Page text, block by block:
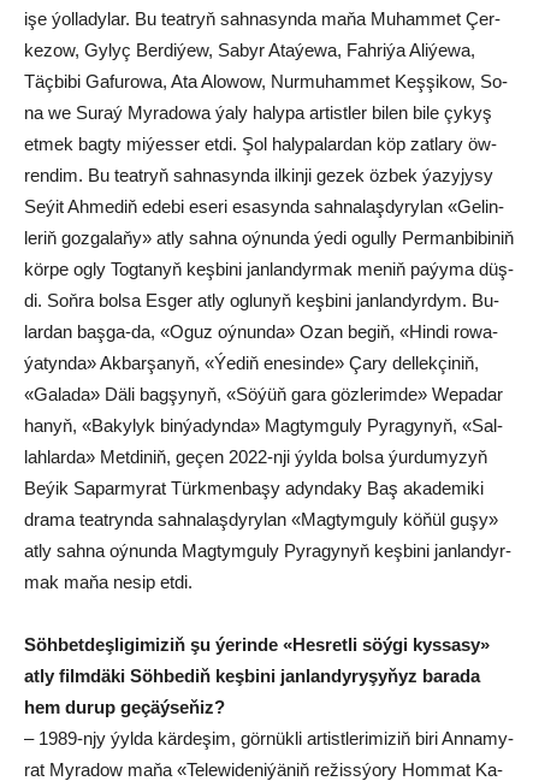
işe ýol­la­dy­lar. Bu te­at­ryň sah­na­syn­da ma­ňa Mu­ham­met Çer­
ke­zow, Gy­lyç Ber­di­ýew, Sa­byr Ata­ýe­wa, Fah­ri­ýa Ali­ýe­wa,
Täç­bi­bi Gafu­ro­wa, Ata Alo­wow, Nur­mu­ham­met Keş­şi­kow, So­
na we Su­raý My­ra­do­wa ýaly ha­ly­pa ar­tist­ler bi­len bi­le çy­kyş
et­mek bag­ty mi­ýes­ser et­di. Şol ha­ly­pa­lar­dan köp zat­la­ry öw­
ren­dim. Bu te­at­ryň sah­na­syn­da il­kin­ji ge­zek öz­bek ýa­zy­jy­sy
Se­ýit Ah­me­diň ede­bi ese­ri esa­syn­da sah­na­laş­dy­ry­lan «Ge­lin­
le­riň goz­ga­la­ňy» at­ly sah­na oý­nun­da ýe­di ogul­ly Per­man­bi­bi­niň
kör­pe og­ly Tog­ta­nyň keş­bi­ni jan­lan­dyr­mak me­niň pa­ýy­ma düş­
di. Soň­ra bol­sa Es­ger at­ly og­lu­nyň keş­bi­ni jan­lan­dyr­dym. Bu­
lar­dan baş­ga-da, «Oguz oý­nun­da» Ozan be­giň, «Hin­di ro­wa­
ýa­tyn­da» Ak­bar­şa­nyň, «Ýe­diň ene­sin­de» Ça­ry del­lek­çi­niň,
«Ga­la­da» Dä­li bag­şy­nyň, «Sö­ýüň ga­ra göz­le­rim­de» We­pa­dar
ha­nyň, «Ba­ky­lyk bin­ýa­dyn­da» Mag­tym­gu­ly Py­ra­gy­nyň, «Sal­
lah­lar­da» Met­di­niň, ge­çen 2022-nji ýyl­da bol­sa ýur­du­my­zyň
Beýik Sa­par­my­rat Türk­men­ba­şy adyn­da­ky Baş aka­de­mi­ki
dra­ma te­at­ryn­da sah­na­laş­dy­ry­lan «Mag­tym­gu­ly kö­ňül gu­şy»
at­ly sah­na oý­nun­da Mag­tym­gu­ly Py­ra­gy­nyň keş­bi­ni jan­lan­dyr­
mak ma­ňa ne­sip et­di.
Söh­bet­deş­li­gi­mi­ziň şu ýe­rin­de «Hes­ret­li söý­gi kys­sa­sy»
at­ly film­dä­ki Söh­be­diň keş­bi­ni jan­lan­dy­ry­şy­ňyz ba­ra­da
hem du­rup ge­çäý­se­ňiz?
– 1989-njy ýyl­da kär­de­şim, gör­nük­li ar­tist­le­ri­mi­ziň bi­ri An­na­my­
rat My­ra­dow ma­ňa «Te­le­wi­de­ni­ýä­niň re­žiss­ýo­ry Hom­mat Ka­